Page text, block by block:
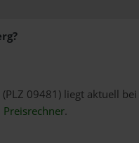
09481) liegt aktuell bei
Preisrechner.